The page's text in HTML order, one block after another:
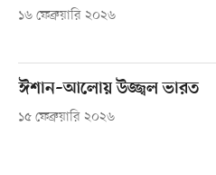
১৬ ফেব্রুয়ারি ২০২৬
ঈশান–আলোয় উজ্জ্বল ভারত
১৫ ফেব্রুয়ারি ২০২৬